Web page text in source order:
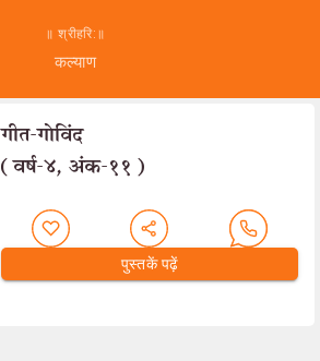
॥ श्रीहरि:॥
कल्याण
गीत-गोविंद
(वर्ष-४, अंक-११)
पुस्तकें पढ़ें